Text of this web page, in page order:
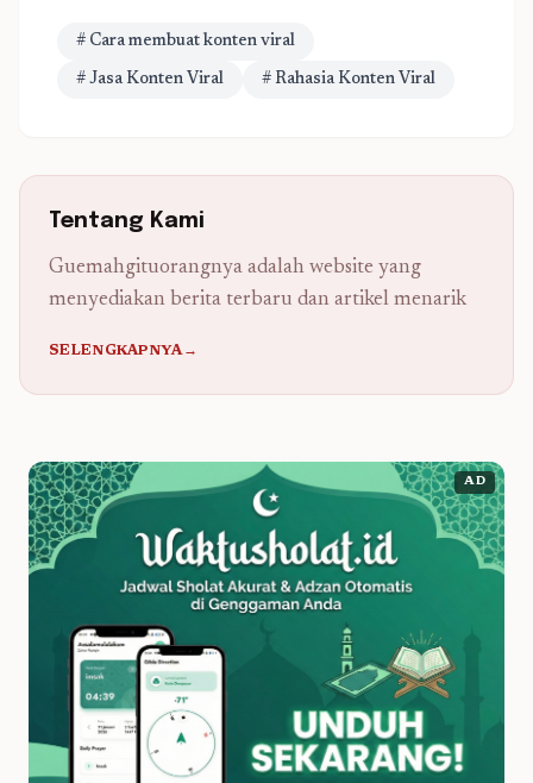
# Cara membuat konten viral
# Jasa Konten Viral # Rahasia Konten Viral
Tentang Kami
Guemahgituorangnya adalah website yang
menyediakan berita terbaru dan artikel menarik
SELENGKAPNYA→
AD